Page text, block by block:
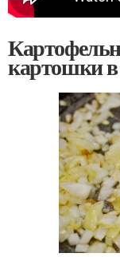
картошки